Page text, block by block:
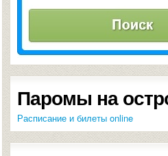
Паромы на
Расписание и билеты online